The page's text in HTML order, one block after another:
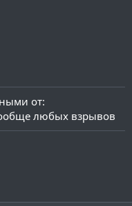
от:
любых взрывов